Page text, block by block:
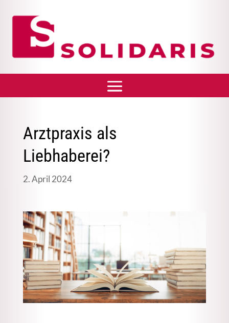
Arztpraxis als
Liebhaberei?
2. April 2024